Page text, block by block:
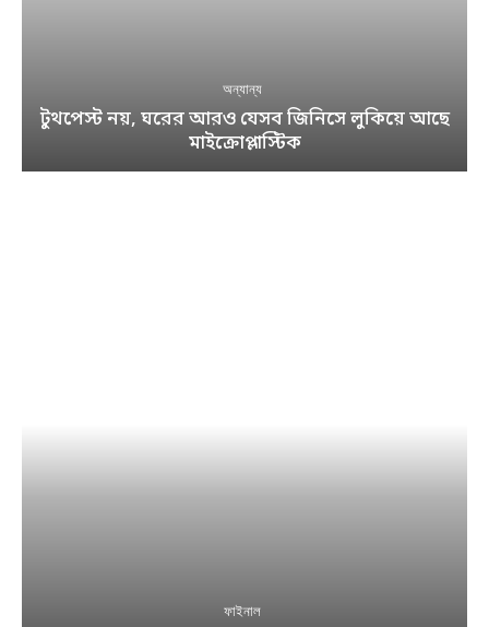
অন্যান্য
টুথপেস্ট নয়, ঘরের আরও যেসব জিনিসে লুকিয়ে আছে
মাইক্রোপ্লাস্টিক
ফাইনাল